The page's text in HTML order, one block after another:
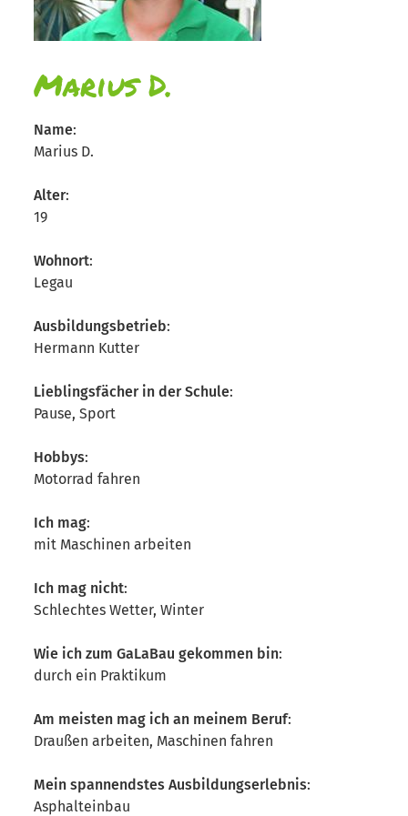
Marius D.
Name:
Marius D.
Alter:
19
Wohnort:
Legau
Ausbildungsbetrieb:
Hermann Kutter
Lieblingsfächer in der Schule:
Pause, Sport
Hobbys:
Motorrad fahren
Ich mag:
mit Maschinen arbeiten
Ich mag nicht:
Schlechtes Wetter, Winter
Wie ich zum GaLaBau gekommen bin:
durch ein Praktikum
Am meisten mag ich an meinem Beruf:
Draußen arbeiten, Maschinen fahren
Mein spannendstes Ausbildungserlebnis:
Asphalteinbau